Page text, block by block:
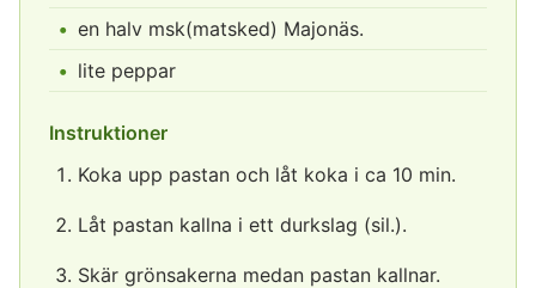
en halv msk(matsked) Majonäs.
lite peppar
Instruktioner
Koka upp pastan och låt koka i ca 10 min.
Låt pastan kallna i ett durkslag (sil.).
Skär grönsakerna medan pastan kallnar.